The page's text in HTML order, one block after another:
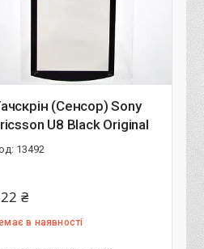
(Сенсор) Sony
U8 Black Original
13492
₴
в наявності